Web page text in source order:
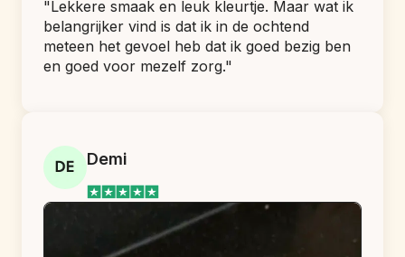
"Lekkere smaak en leuk kleurtje. Maar wat ik
belangrijker vind is dat ik in de ochtend
meteen het gevoel heb dat ik goed bezig ben
en goed voor mezelf zorg."
Demi